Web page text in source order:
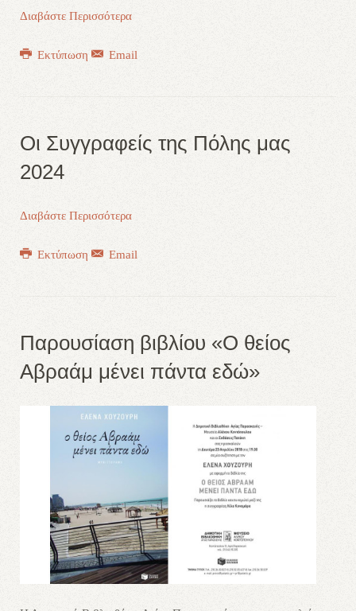
Διαβάστε Περισσότερα
Εκτύπωση Email
Οι Συγγραφείς της Πόλης μας
2024
Διαβάστε Περισσότερα
Εκτύπωση Email
Παρουσίαση βιβλίου «Ο θείος
Αβραάμ μένει πάντα εδώ»